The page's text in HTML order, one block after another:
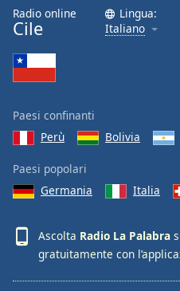
Radio online
Cile
Lingua:
Italiano
Paesi confinanti
Perù
Bolivia
Paesi popolari
Germania
Italia
Ascolta Radio La Palabra
gratuitamente con